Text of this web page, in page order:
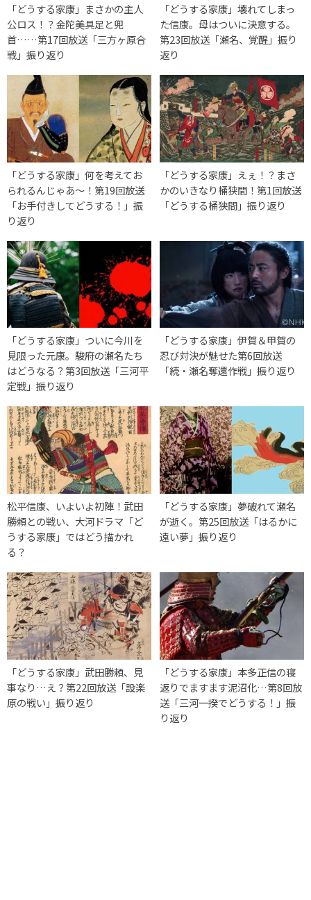
「どうする家康」まさかの主人
公ロス！？金陀美具足と兜
首……第17回放送「三方ヶ原合
戦」振り返り
「どうする家康」壊れてしまっ
た信康。母はついに決意する。
第23回放送「瀬名、覚醒」振り
返り
「どうする家康」何を考えてお
られるんじゃあ～！第19回放送
「お手付きしてどうする！」振
り返り
「どうする家康」えぇ！？まさ
かのいきなり桶狭間！第1回放送
「どうする桶狭間」振り返り
「どうする家康」ついに今川を
見限った元康。駿府の瀬名たち
はどうなる？第3回放送「三河平
定戦」振り返り
「どうする家康」伊賀＆甲賀の
忍び対決が魅せた第6回放送
「続・瀬名奪還作戦」振り返り
松平信康、いよいよ初陣！武田
勝頼との戦い、大河ドラマ「ど
うする家康」ではどう描かれ
る？
「どうする家康」夢破れて瀬名
が逝く。第25回放送「はるかに
遠い夢」振り返り
「どうする家康」武田勝頼、見
事なり…え？第22回放送「設楽
原の戦い」振り返り
「どうする家康」本多正信の寝
返りでますます泥沼化…第8回放
送「三河一揆でどうする！」振
り返り